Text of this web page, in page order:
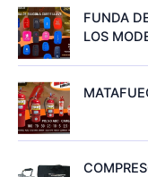
FUNDA
LOS